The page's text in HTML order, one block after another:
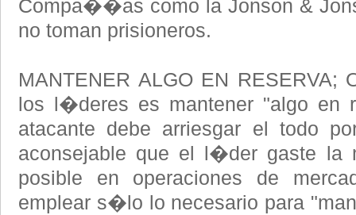
Compa��as como la Jonson &
no toman prisioneros.
MANTENER ALGO EN RESERVA;
los l�deres es mantener "algo en
atacante debe arriesgar el todo
aconsejable que el l�der gaste la
posible en operaciones de
emplear s�lo lo necesario para